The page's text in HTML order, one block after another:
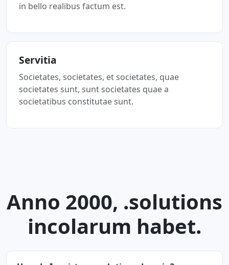
in bello realibus factum est.
Servitia
Societates, societates, et societates, quae
societates sunt, sunt societates quae a
societatibus constitutae sunt.
Anno 2000, .solutions
incolarum habet.